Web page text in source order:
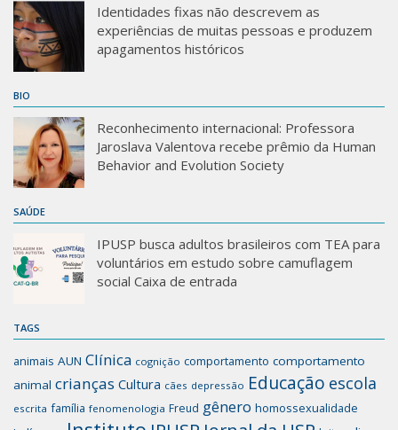
Identidades fixas não descrevem as
experiências de muitas pessoas e produzem
apagamentos históricos
BIO
Reconhecimento internacional: Professora
Jaroslava Valentova recebe prêmio da Human
Behavior and Evolution Society
SAÚDE
IPUSP busca adultos brasileiros com TEA para
voluntários em estudo sobre camuflagem
social Caixa de entrada
TAGS
animais AUN Clínica cognição comportamento comportamento
animal crianças Cultura cães depressão Educação escola
escrita família fenomenologia Freud gênero homossexualidade